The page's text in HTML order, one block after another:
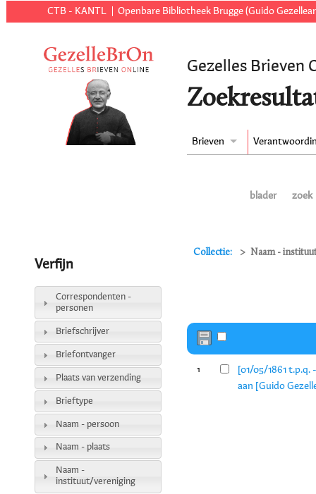
CTB - KANTL Openbare Bibliotheek Brugge (Guido
Gezelles Brieven
Brieven
blader zoek
Collectie: Naam -
1
[01/05/1861
aan [Guido
Verfijn
Correspondenten -
personen
Briefschrijver
Briefontvanger
Plaats van verzending
Brieftype
Naam - persoon
Naam - plaats
Naam -
instituut/vereniging